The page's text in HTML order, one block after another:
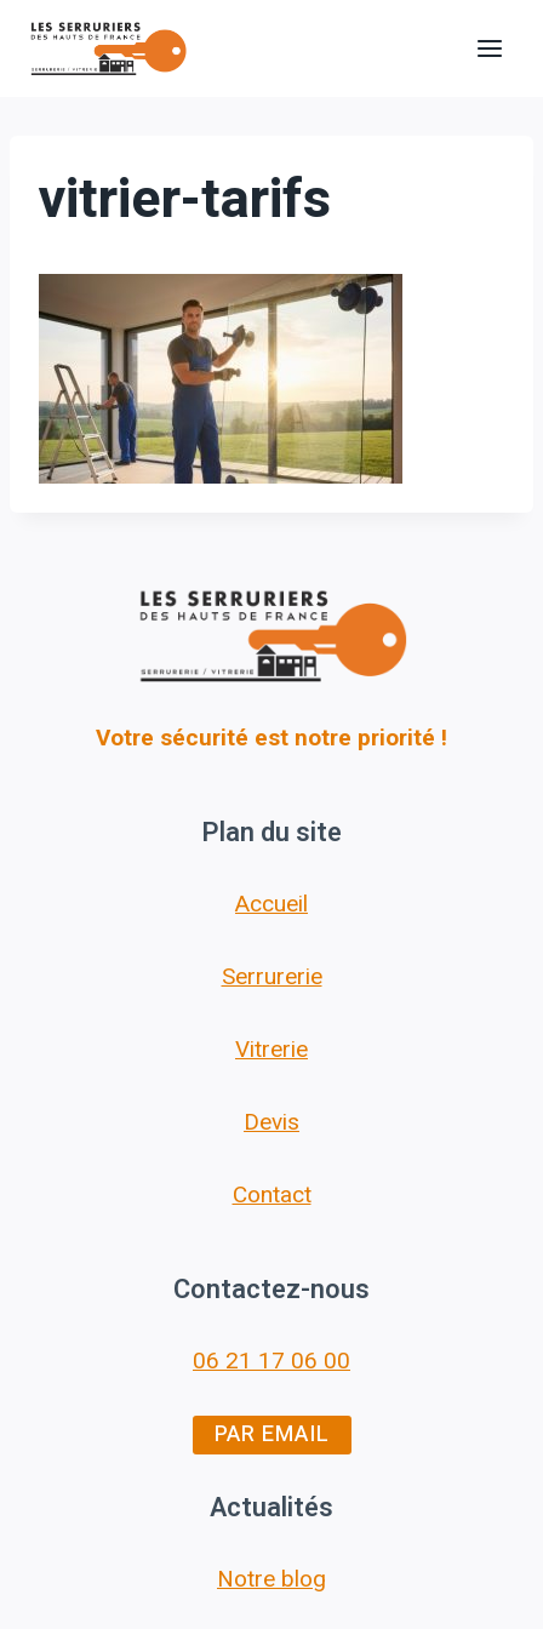
Aller
vitrier-tarifs
Votre sécurité est notre priorité !
Plan du site
Accueil
Serrurerie
Vitrerie
Devis
Contact
Contactez-nous
06 21 17 06 00
PAR EMAIL
Actualités
Notre blog